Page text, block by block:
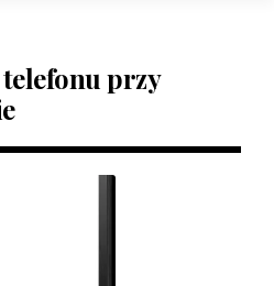
przy